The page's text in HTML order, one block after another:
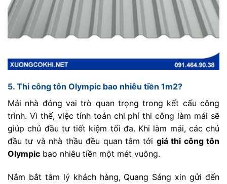
5. Thi công tôn Olympic bao nhiêu tiền 1m2?
Mái nhà đóng vai trò quan trọng trong kết cấu công
trình. Vì thế, việc tính toán chi phí thi công làm mái sẽ
giúp chủ đầu tư tiết kiệm tối đa. Khi làm mái, các chủ
đầu tư và nhà thầu đều quan tâm tới giá thi công tôn
Olympic bao nhiêu tiền một mét vuông.
Nắm bắt tâm lý khách hàng, Quang Sáng xin gửi đến